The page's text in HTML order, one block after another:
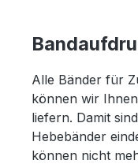
Alle Bänder für
können wir
liefern. Damit
Hebebänder
können nicht